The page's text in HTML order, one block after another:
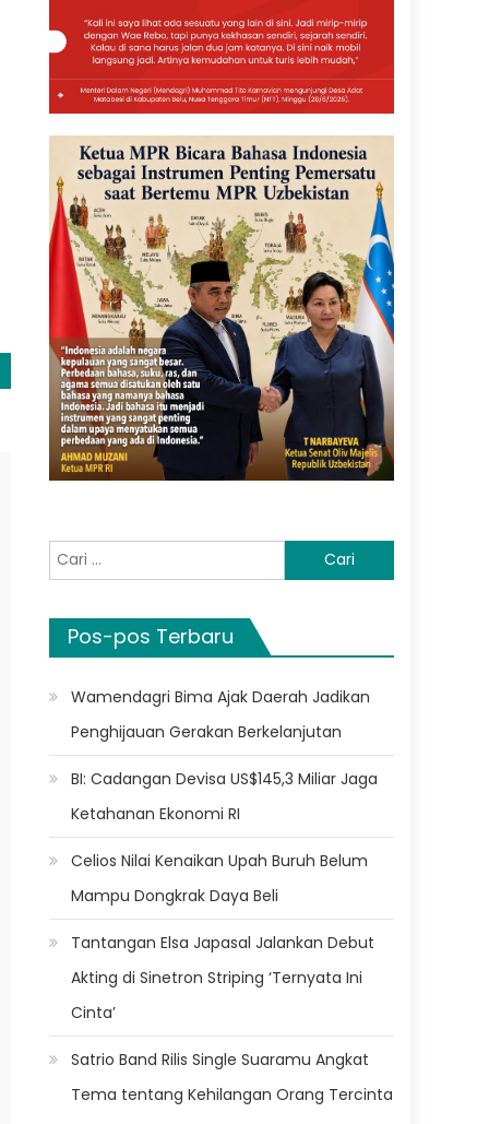
Cari
untuk:
Pos-pos Terbaru
Wamendagri Bima Ajak Daerah Jadikan
Penghijauan Gerakan Berkelanjutan
BI: Cadangan Devisa US$145,3 Miliar Jaga
Ketahanan Ekonomi RI
Celios Nilai Kenaikan Upah Buruh Belum
Mampu Dongkrak Daya Beli
Tantangan Elsa Japasal Jalankan Debut
Akting di Sinetron Striping ‘Ternyata Ini
Cinta’
Satrio Band Rilis Single Suaramu Angkat
Tema tentang Kehilangan Orang Tercinta